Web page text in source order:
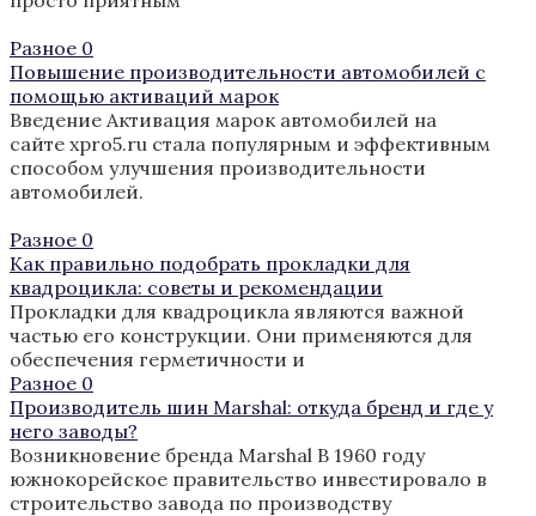
Разное 0
Повышение производительности автомобилей с
помощью активаций марок
Введение Активация марок автомобилей на
сайте xpro5.ru стала популярным и эффективным
способом улучшения производительности
автомобилей.
Разное 0
Как правильно подобрать прокладки для
квадроцикла: советы и рекомендации
Прокладки для квадроцикла являются важной
частью его конструкции. Они применяются для
обеспечения герметичности и
Разное 0
Производитель шин Marshal: откуда бренд и где у
него заводы?
Возникновение бренда Marshal В 1960 году
южнокорейское правительство инвестировало в
строительство завода по производству